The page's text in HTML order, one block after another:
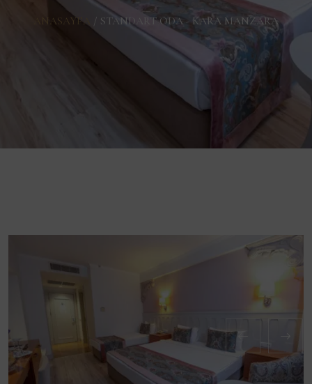
ANASAYFA / STANDART ODA - KARA MANZARA